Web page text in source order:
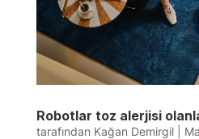
Robotlar toz alerjisi
tarafından Kağan Demirgil|